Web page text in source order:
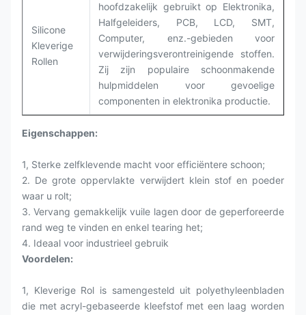
Silicone
Kleverige
Rollen
hoofdzakelijk gebruikt op Elektronika,
Halfgeleiders, PCB, LCD, SMT,
Computer, enz.-gebieden voor
verwijderingsverontreinigende stoffen.
Zij zijn populaire schoonmakende
hulpmiddelen voor gevoelige
componenten in elektronika productie.
Eigenschappen:
1, Sterke zelfklevende macht voor efficiëntere schoon;
2. De grote oppervlakte verwijdert klein stof en poeder
waar u rolt;
3. Vervang gemakkelijk vuile lagen door de geperforeerde
rand weg te vinden en enkel tearing het;
4. Ideaal voor industrieel gebruik
Voordelen:
1, Kleverige Rol is samengesteld uit polyethyleenbladen
die met acryl-gebaseerde kleefstof met een laag worden